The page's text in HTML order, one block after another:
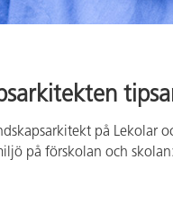
på Lekolar
på förskolan och skolan: